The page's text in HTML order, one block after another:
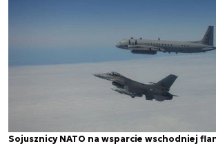
Sojusznicy NATO na wsparcie wschodniej